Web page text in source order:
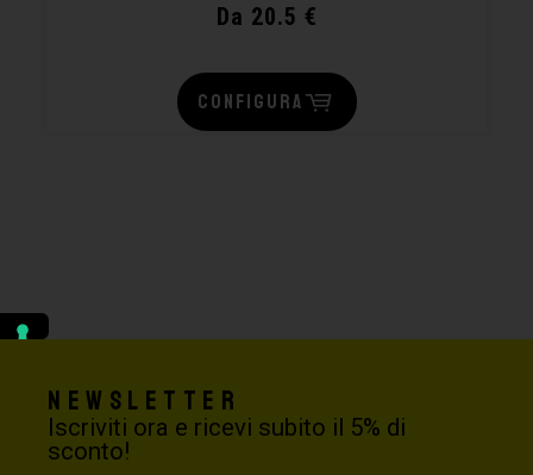
Da 20.5 €
CONFIGURA
Newsletter
Iscriviti ora e ricevi subito il 5% di
sconto!